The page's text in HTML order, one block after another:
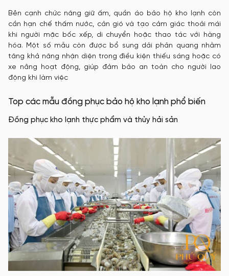
Bên cạnh chức năng giữ ấm, quần áo bảo hộ kho lạnh còn
cần hạn chế thấm nước, cản gió và tạo cảm giác thoải mái
khi người mặc bốc xếp, di chuyển hoặc thao tác với hàng
hóa. Một số mẫu còn được bổ sung dải phản quang nhằm
tăng khả năng nhận diện trong điều kiện thiếu sáng hoặc có
xe nâng hoạt động, giúp đảm bảo an toàn cho người lao
động khi làm việc
Top các mẫu đồng phục bảo hộ kho lạnh phổ biến
Đồng phục kho lạnh thực phẩm và thủy hải sản